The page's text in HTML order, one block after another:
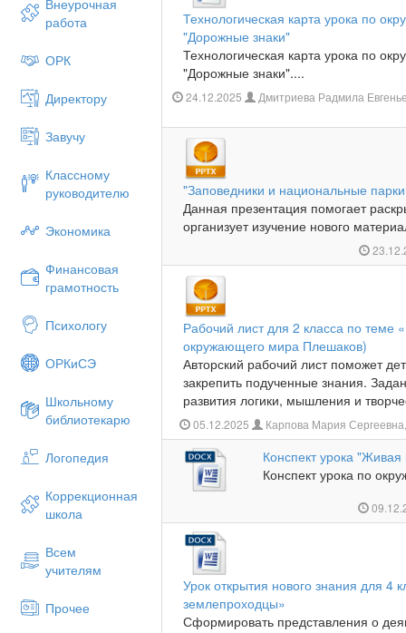
Внеурочная
работа
ОРК
Директору
Завучу
Классному
руководителю
Экономика
Финансовая
грамотность
Психологу
ОРКиСЭ
Школьному
библиотекарю
Логопедия
Коррекционная
школа
Всем
учителям
Прочее
Технологическая карта урока по
"Дорожные знаки"
Технологическая карта урока по
"Дорожные знаки"....
24.12.2025 Дмитриева Радмила
"Заповедники и национальные
Данная презентация помогает
организует изучение нового
Рабочий лист для 2 класса по
окружающего мира Плешаков)
Авторский рабочий лист поможет
закрепить подученные знания.
развития логики, мышления и
05.12.2025 Карпова Мария
Конспект урока
Конспект урока по
Урок открытия нового знания для 4
землепроходцы»
Сформировать представления о